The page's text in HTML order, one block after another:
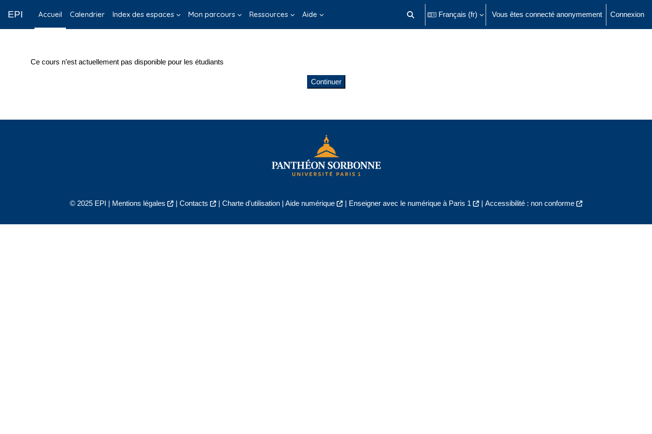
EPI Accueil Calendrier Index des espaces Mon parcours Ressources Aide Activer/désactiver la saisie de recherche
Français ‎(fr)‎ Vous êtes connecté anonymement Connexion
Ce cours n’est actuellement pas disponible pour les étudiants
Continuer
© 2025 EPI | Mentions légales | Contacts | Charte d'utilisation| Aide numérique | Enseigner avec le numérique à Paris 1 | Accessibilité : non conforme